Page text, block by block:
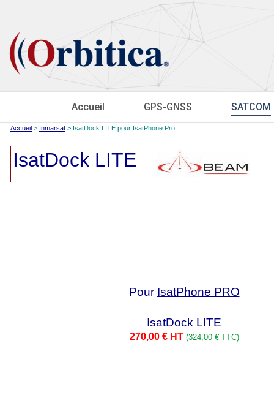
Accueil GPS-GNSS SATCOM
Accueil > Inmarsat > IsatDock LITE pour IsatPhone Pro
IsatDock LITE
Pour IsatPhone PRO
IsatDock LITE
270,00 € HT (324,00 € TTC)